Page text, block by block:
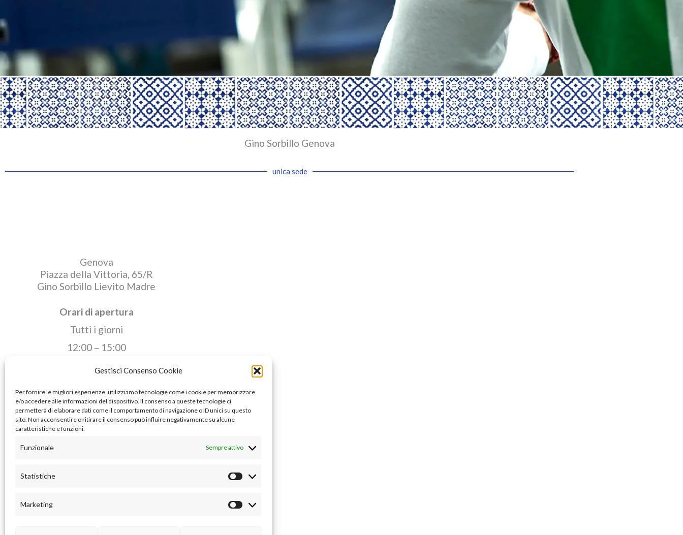
Gestisci Consenso Cookie
Per fornire le migliori esperienze, utilizziamo tecnologie come i cookie per memorizzare
e/o accedere alle informazioni del dispositivo. Il consenso a queste tecnologie ci
permetterà di elaborare dati come il comportamento di navigazione o ID unici su questo
sito. Non acconsentire o ritirare il consenso può influire negativamente su alcune
caratteristiche e funzioni.
Funzionale Sempre attivo
Statistiche
Marketing
Gino Sorbillo Genova
unica sede
Genova
Piazza della Vittoria, 65/R
Gino Sorbillo Lievito Madre
Orari di apertura
Tutti i giorni
12:00 – 15:00
19:00 – 23:00